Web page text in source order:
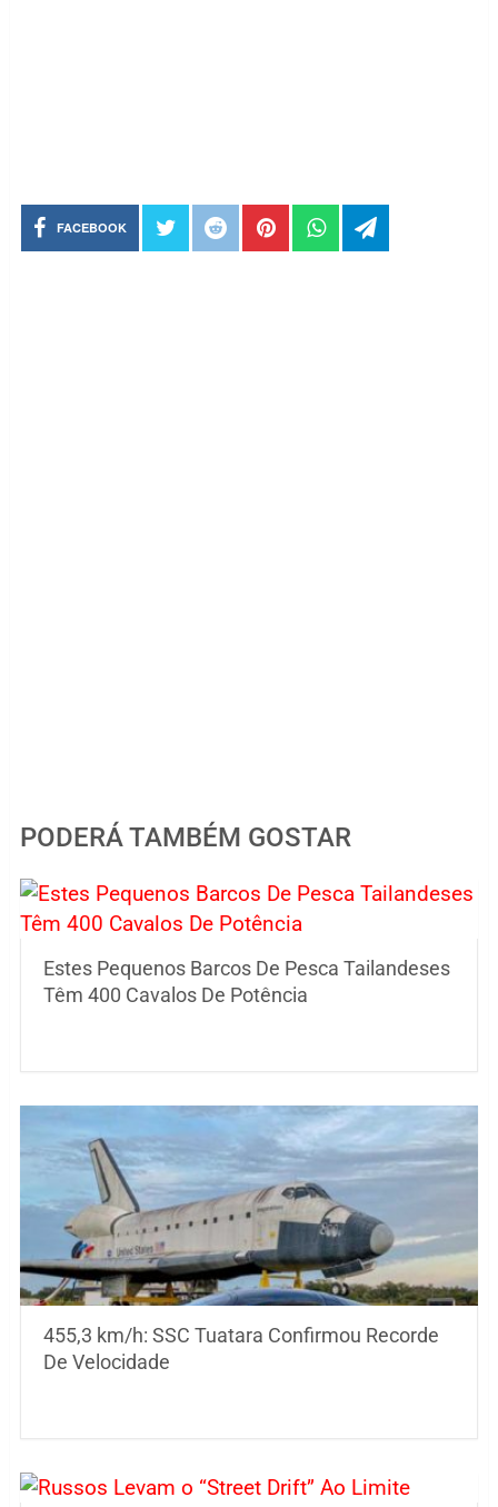
FACEBOOK
PODERÁ TAMBÉM GOSTAR
Estes Pequenos Barcos De Pesca Tailandeses
Têm 400 Cavalos De Potência
455,3 km/h: SSC Tuatara Confirmou Recorde
De Velocidade